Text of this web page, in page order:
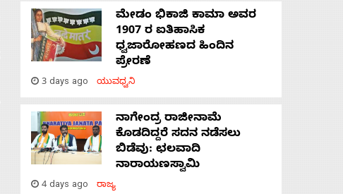
ಮೇಡಂ ಭಿಕಾಜಿ ಕಾಮಾ ಅವರ
1907 ರ ಐತಿಹಾಸಿಕ
ಧ್ವಜಾರೋಹಣದ ಹಿಂದಿನ
ಪ್ರೇರಣೆ
3 days ago ಯುವಧ್ವನಿ
ನಾಗೇಂದ್ರ ರಾಜೀನಾಮೆ
ಕೊಡದಿದ್ದರೆ ಸದನ ನಡೆಸಲು
ಬಿಡೆವು: ಛಲವಾದಿ
ನಾರಾಯಣಸ್ವಾಮಿ
4 days ago ರಾಜ್ಯ